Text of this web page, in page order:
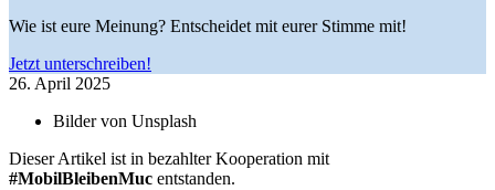
Wie ist eure Meinung? Entscheidet mit eurer Stimme mit!
Jetzt unterschreiben!
26. April 2025
Bilder von Unsplash
Dieser Artikel ist in bezahlter Kooperation mit
#MobilBleibenMuc entstanden.